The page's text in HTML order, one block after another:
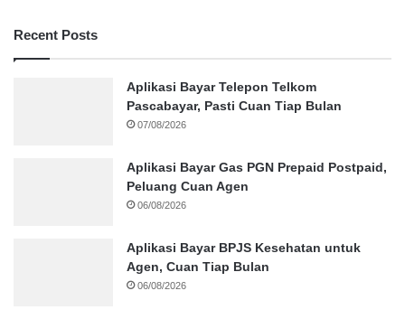
Recent Posts
Aplikasi Bayar Telepon Telkom
Pascabayar, Pasti Cuan Tiap Bulan
07/08/2026
Aplikasi Bayar Gas PGN Prepaid Postpaid,
Peluang Cuan Agen
06/08/2026
Aplikasi Bayar BPJS Kesehatan untuk
Agen, Cuan Tiap Bulan
06/08/2026